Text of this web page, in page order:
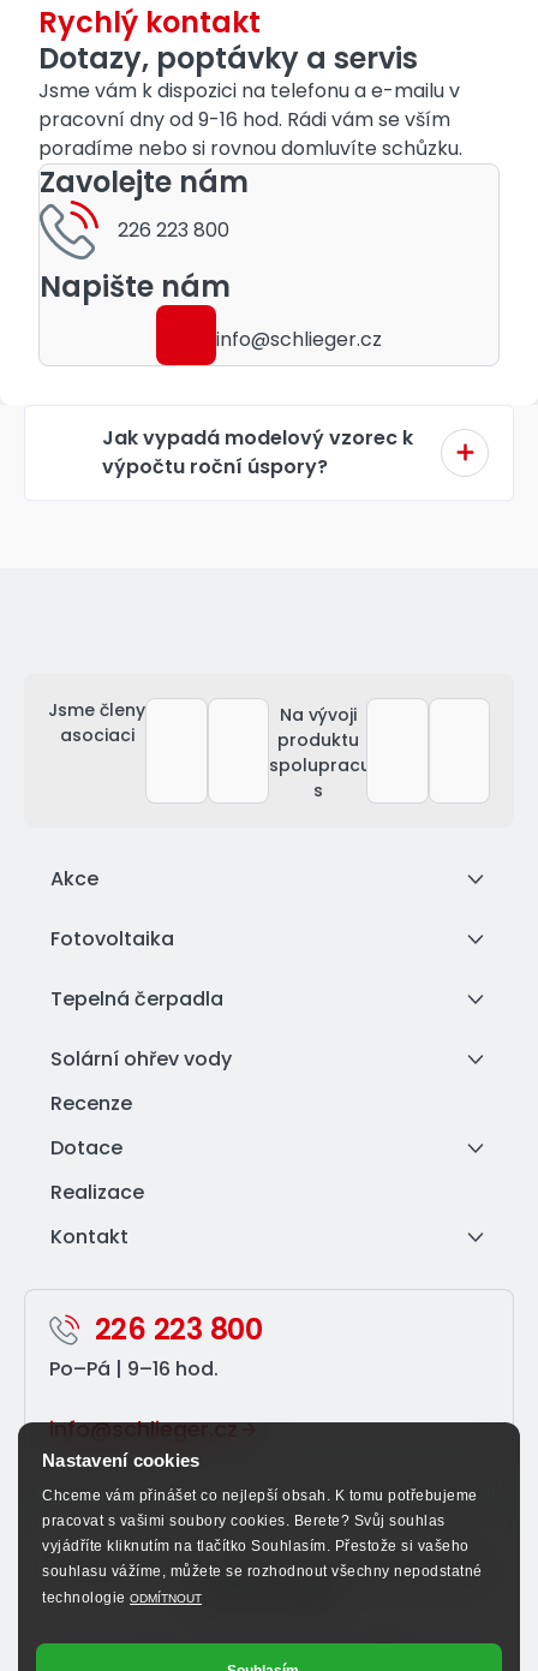
Nastavení cookies
Chceme vám přinášet co nejlepší obsah. K tomu potřebujeme
pracovat s vašimi soubory cookies. Berete? Svůj souhlas
vyjádříte kliknutím na tlačítko Souhlasím. Přestože si vašeho
souhlasu vážíme, můžete se rozhodnout všechny nepodstatné
technologie ODMÍTNOUT
Rychlý kontakt
Dotazy, poptávky a servis
Jsme vám k dispozici na telefonu a e-mailu v
pracovní dny od 9-16 hod. Rádi vám se vším
poradíme nebo si rovnou domluvíte schůzku.
Zavolejte nám
226 223 800
Napište nám
info@schlieger.cz
Jak vypadá modelový vzorec k
výpočtu roční úspory?
Jsme členy
asociaci
Na vývoji
produktu
spolupracujeme
s
Akce
Fotovoltaika
Tepelná čerpadla
Solární ohřev vody
Recenze
Dotace
Realizace
Kontakt
226 223 800
Po–⁠Pá | 9–⁠16 hod.
info@schlieger.cz
Sledujte nás na sociálních sítích a nenechte si ujít
výhodné nabídky.